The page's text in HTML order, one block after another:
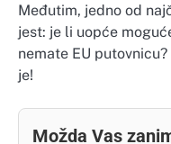
Međutim, jedno od
jest: je li uopće
nemate EU
je!
Možda Vas